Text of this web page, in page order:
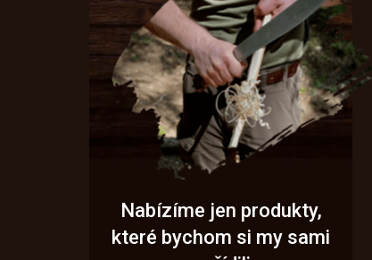
Nabízíme jen produkty,
které bychom si my sami